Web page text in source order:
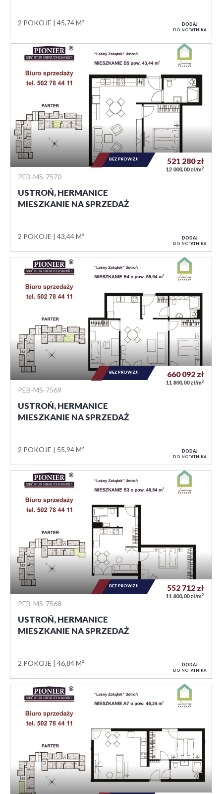
2 POKOJE 45,74 M² DODAJ
DO NOTATNIKA
PEB-MS-7570
USTROŃ, HERMANICE
MIESZKANIE NA SPRZEDAŻ
2 POKOJE 43,44 M²
521 280zł
12 000,00 zł/m2
BEZ PROWIZJI
DODAJ
DO NOTATNIKA
PEB-MS-7569
USTROŃ, HERMANICE
MIESZKANIE NA SPRZEDAŻ
2 POKOJE 55,94 M²
660 092 zł
11 800,00 zł/m2
BEZ PROWIZJI
DODAJ
DO NOTATNIKA
PEB-MS-7568
USTROŃ, HERMANICE
MIESZKANIE NA SPRZEDAŻ
2 POKOJE 46,84 M²
552 712 zł
11 800,00 zł/m2
BEZ PROWIZJI
DODAJ
DO NOTATNIKA